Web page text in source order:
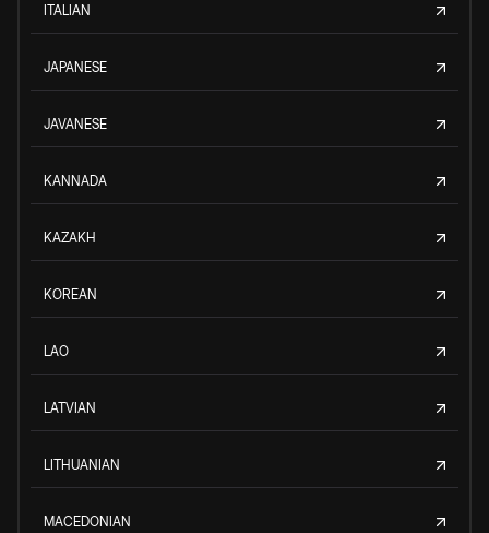
ITALIAN
JAPANESE
JAVANESE
KANNADA
KAZAKH
KOREAN
LAO
LATVIAN
LITHUANIAN
MACEDONIAN